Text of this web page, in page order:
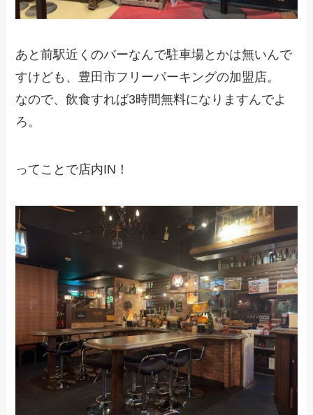
あと前駅近くのバーなんで駐車場とかは無いんで
すけども、豊田市フリーパーキングの加盟店。
なので、飲食すれば3時間無料になりますんでよ
ろ。
ってことで店内IN！